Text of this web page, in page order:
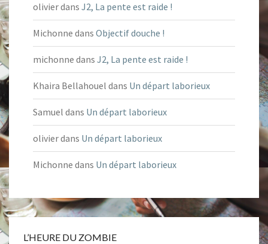
olivierdans J2, La pente est raide !
Michonne dans Objectif douche !
michonne dans J2, La pente est raide !
Khaira Bellahouel dans Un départ laborieux
Samuel dans Un départ laborieux
olivierdans Un départ laborieux
Michonne dans Un départ laborieux
L’HEURE DU ZOMBIE